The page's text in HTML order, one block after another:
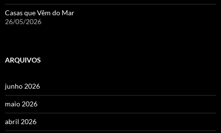
Casas que Vêm do Mar
26/05/2026
ARQUIVOS
junho 2026
maio 2026
abril 2026